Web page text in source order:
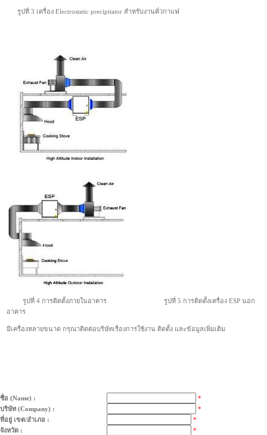
รูปที่ 3 เครื่อง Electrostatic precipitator สำหรับงานคั่วกาแฟ
รูปที่ 4 การติดตั้งภายในอาคาร รูปที่ 5 การติดตั้งเครื่อง ESP นอก
อาคาร
มีเครื่องหลายขนาด กรุณาติดต่อบริษัทเรื่องการใช้งาน ติดตั้ง และข้อมูลเพิ่มเติม
ชื่อ (Name) :
*
บริษัท (Company) :
*
ที่อยู่ เขต/อำเภอ :
*
จังหวัด :
*